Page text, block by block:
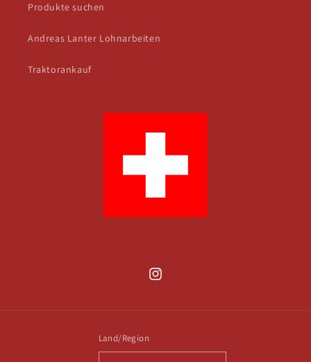
Produkte suchen
Andreas Lanter Lohnarbeiten
Traktorankauf
Instagram
Land/Region